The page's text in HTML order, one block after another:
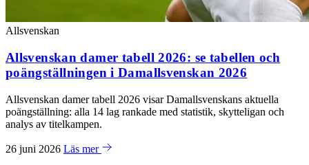
Allsvenskan
Allsvenskan damer tabell 2026: se tabellen och
poängställningen i Damallsvenskan 2026
Allsvenskan damer tabell 2026 visar Damallsvenskans aktuella
poängställning: alla 14 lag rankade med statistik, skytteligan och
analys av titelkampen.
26 juni 2026 Läs mer